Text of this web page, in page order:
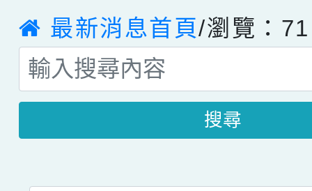
最新消息首頁/瀏覽：71
搜尋